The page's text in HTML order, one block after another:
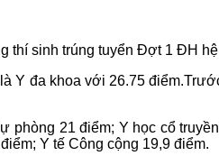
thí sinh trúng tuyển Đợt 1 ĐH
Y đa khoa với 26.75
phòng 21 điểm; Y học cổ
Y tế Công cộng 19,9 điểm.